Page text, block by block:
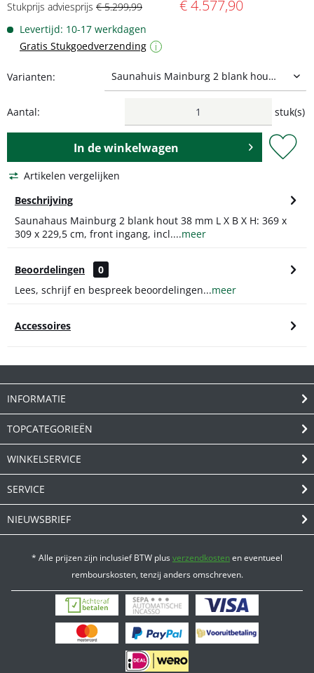
Stukprijs adviesprijs € 5.299,99 € 4.577,90
Levertijd: 10-17 werkdagen
Gratis Stukgoedverzending
i
Varianten:
Aantal: stuk(s)
In dewinkelwagen
Artikelen vergelijken
Beschrijving
Saunahaus Mainburg 2 blank hout 38 mm L X B X H: 369 x
309 x 229,5 cm, front ingang, incl....meer
Beoordelingen
0
Lees, schrijf en bespreek beoordelingen...meer
Accessoires
INFORMATIE
TOPCATEGORIEËN
WINKELSERVICE
SERVICE
NIEUWSBRIEF
* Alle prijzen zijn inclusief BTW plusverzendkostenen eventueel
rembourskosten, tenzij anders omschreven.